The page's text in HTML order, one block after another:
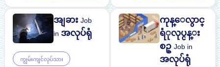
အျခားJob
in အလုပ်ရုံ
ကျွမ်းကျင်လုပ်သား
ကုန္ေလွာင္
ရံုလုပ္ငန္း
စဥ္Job in
အလုပ်ရုံ